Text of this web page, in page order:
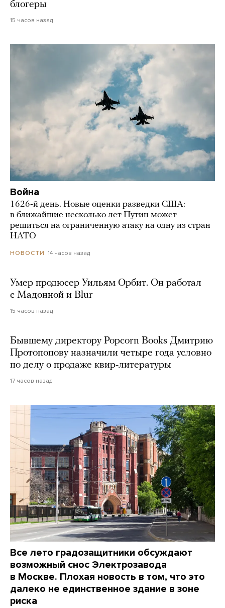
блогеры
15 часов назад
Война
1626-й день. Новые оценки разведки США:
в ближайшие несколько лет Путин может
решиться на ограниченную атаку на одну из стран
НАТО
НОВОСТИ 14 часов назад
Умер продюсер Уильям Орбит. Он работал
с Мадонной и Blur
15 часов назад
Бывшему директору Popcorn Books Дмитрию
Протопопову назначили четыре года условно
по делу о продаже квир-литературы
17 часов назад
Все лето градозащитники обсуждают
возможный снос Электрозавода
в Москве. Плохая новость в том, что это
далеко не единственное здание в зоне
риска